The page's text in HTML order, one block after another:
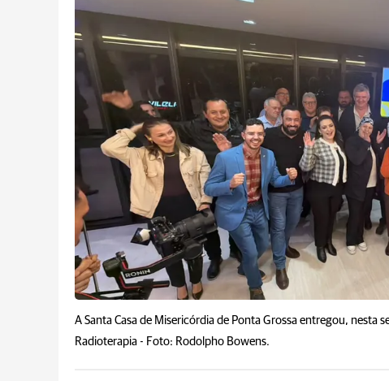
A Santa Casa de Misericórdia de Ponta Grossa entregou, nesta
Radioterapia - Foto: Rodolpho Bowens.